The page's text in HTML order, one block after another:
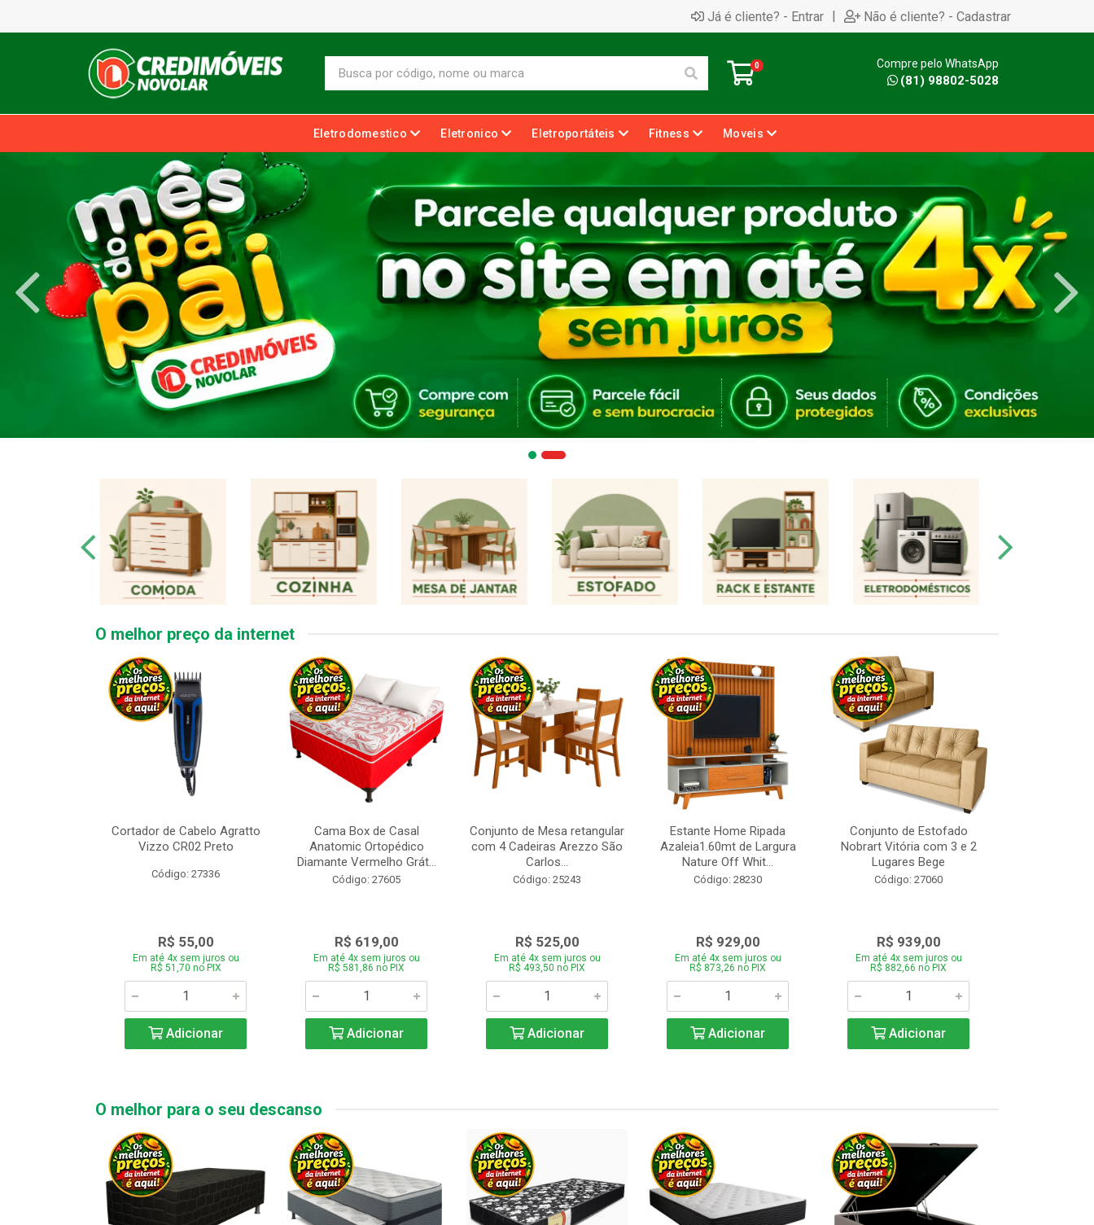
Já é cliente? - Entrar | Não é cliente? - Cadastrar
0 Compre pelo WhatsApp
(81) 98802-5028
Eletrodomestico Eletronico Eletroportáteis Fitness Moveis
O melhor preço da internet
Cortador de Cabelo Agratto
Vizzo CR02 Preto
Código: 27336
R$ 55,00
Em até 4x sem juros ou
R$ 51,70 no PIX
Adicionar
Cama Box de Casal
Anatomic Ortopédico
Diamante Vermelho Grát...
Código: 27605
R$ 619,00
Em até 4x sem juros ou
R$ 581,86 no PIX
Adicionar
Conjunto de Mesa retangular
com 4 Cadeiras Arezzo São
Carlos...
Código: 25243
R$ 525,00
Em até 4x sem juros ou
R$ 493,50 no PIX
Adicionar
Estante Home Ripada
Azaleia1.60mt de Largura
Nature Off Whit...
Código: 28230
R$ 929,00
Em até 4x sem juros ou
R$ 873,26 no PIX
Adicionar
Conjunto de Estofado
Nobrart Vitória com 3 e 2
Lugares Bege
Código: 27060
R$ 939,00
Em até 4x sem juros ou
R$ 882,66 no PIX
Adicionar
O melhor para o seu descanso